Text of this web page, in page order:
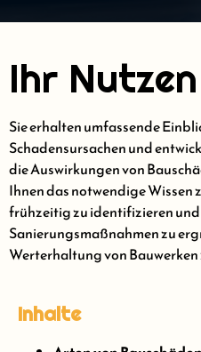
Ihr Nutzen
Sie erhalten umfassende
Schadensursachen und
die Auswirkungen von
Ihnen das notwendige Wissen
frühzeitig zu identifizieren
Sanierungsmaßnahmen zu
Werterhaltung von
Inhalte